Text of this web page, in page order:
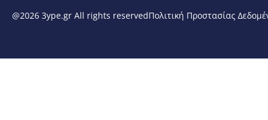
@2026 3ype.gr All rights reservedΠολιτική Προστασίας